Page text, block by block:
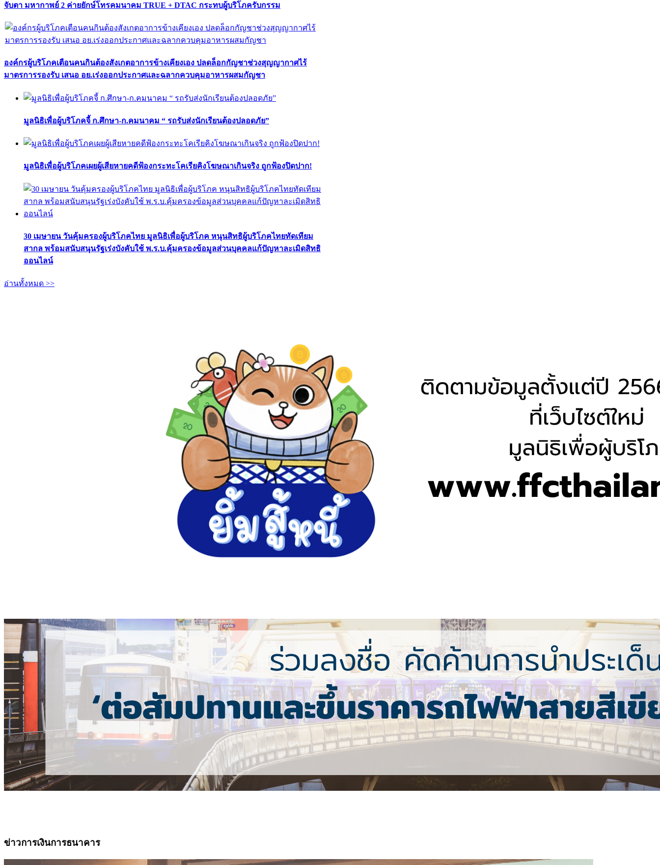
จับตา มหากาพย์ 2 ค่ายยักษ์โทรคมนาคม TRUE + DTAC กระทบผู้บริโภครับกรรม
องค์กรผู้บริโภคเตือนคนกินต้องสังเกตอาการข้างเคียงเอง ปลดล็อกกัญชาช่วงสุญญากาศไร้
มาตรการรองรับ เสนอ อย.เร่งออกประกาศและฉลากควบคุมอาหารผสมกัญชา
มูลนิธิเพื่อผู้บริโภคจี้ ก.ศึกษา-ก.คมนาคม “ รถรับส่งนักเรียนต้องปลอดภัย”
มูลนิธิเพื่อผู้บริโภคเผยผู้เสียหายคดีฟ้องกระทะโคเรียคิงโฆษณาเกินจริง ถูกฟ้องปิดปาก!
30 เมษายน วันคุ้มครองผู้บริโภคไทย มูลนิธิเพื่อผู้บริโภค หนุนสิทธิผู้บริโภคไทยทัดเทียม
สากล พร้อมสนับสนุนรัฐเร่งบังคับใช้ พ.ร.บ.คุ้มครองข้อมูลส่วนบุคคลแก้ปัญหาละเมิดสิทธิ
ออนไลน์
อ่านทั้งหมด >>
ข่าวการเงินการธนาคาร